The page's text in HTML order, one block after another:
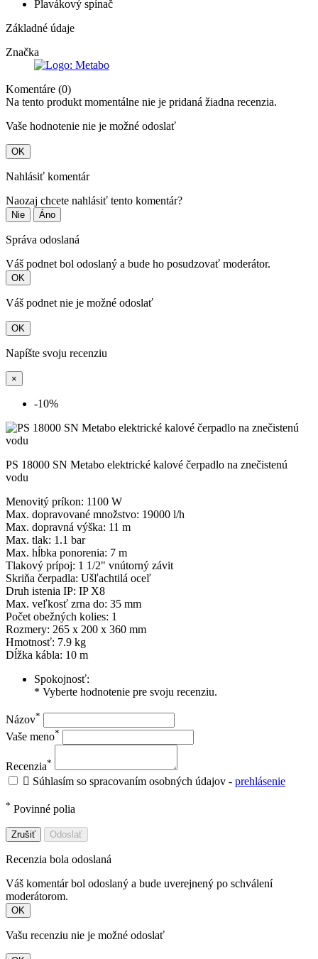
Plavákový spínač
Základné údaje
Značka
Komentáre (0)
Na tento produkt momentálne nie je pridaná žiadna recenzia.
Vaše hodnotenie nie je možné odoslať
OK
Nahlásiť komentár
Naozaj chcete nahlásiť tento komentár?
Nie Áno
Správa odoslaná
Váš podnet bol odoslaný a bude ho posudzovať moderátor.
OK
Váš podnet nie je možné odoslať
OK
Napíšte svoju recenziu
×
-10%
PS 18000 SN Metabo elektrické kalové čerpadlo na znečistenú
vodu
Menovitý príkon: 1100 W
Max. dopravované množstvo: 19000 l/h
Max. dopravná výška: 11 m
Max. tlak: 1.1 bar
Max. hĺbka ponorenia: 7 m
Tlakový prípoj: 1 1/2" vnútorný závit
Skriňa čerpadla: Ušľachtilá oceľ
Druh istenia IP: IP X8
Max. veľkosť zrna do: 35 mm
Počet obežných kolies: 1
Rozmery: 265 x 200 x 360 mm
Hmotnosť: 7.9 kg
Dĺžka kábla: 10 m
Spokojnosť:
* Vyberte hodnotenie pre svoju recenziu.
Názov*
Vaše meno*
Recenzia*
 Súhlasím so spracovaním osobných údajov - prehlásenie
* Povinné polia
Zrušiť Odoslať
Recenzia bola odoslaná
Váš komentár bol odoslaný a bude uverejnený po schválení
moderátorom.
OK
Vašu recenziu nie je možné odoslať